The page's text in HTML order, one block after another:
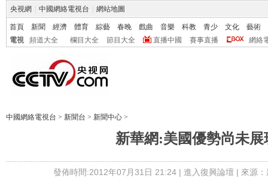
央視網 中國網絡電視台 網站地圖
首頁 新聞 經濟 體育 綜藝 春晚 戲曲 音樂 科教 青少 文化
藝術
電視
頻道大全 欄目大全 節目大全 直播中國 賽事直播 網絡
中國網絡電視台 > 新聞台 > 新聞中心 >
新華網:美國優勢尚未展
發佈時間:2012年07月31日 21:24 | 進入復興論壇 | 來源